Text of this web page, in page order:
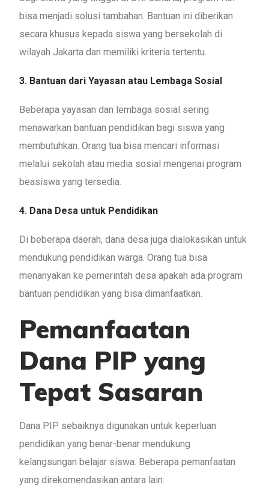
bisa menjadi solusi tambahan. Bantuan ini diberikan
secara khusus kepada siswa yang bersekolah di
wilayah Jakarta dan memiliki kriteria tertentu.
3. Bantuan dari Yayasan atau Lembaga Sosial
Beberapa yayasan dan lembaga sosial sering
menawarkan bantuan pendidikan bagi siswa yang
membutuhkan. Orang tua bisa mencari informasi
melalui sekolah atau media sosial mengenai program
beasiswa yang tersedia.
4. Dana Desa untuk Pendidikan
Di beberapa daerah, dana desa juga dialokasikan untuk
mendukung pendidikan warga. Orang tua bisa
menanyakan ke pemerintah desa apakah ada program
bantuan pendidikan yang bisa dimanfaatkan.
Pemanfaatan
Dana PIP yang
Tepat Sasaran
Dana PIP sebaiknya digunakan untuk keperluan
pendidikan yang benar-benar mendukung
kelangsungan belajar siswa. Beberapa pemanfaatan
yang direkomendasikan antara lain: